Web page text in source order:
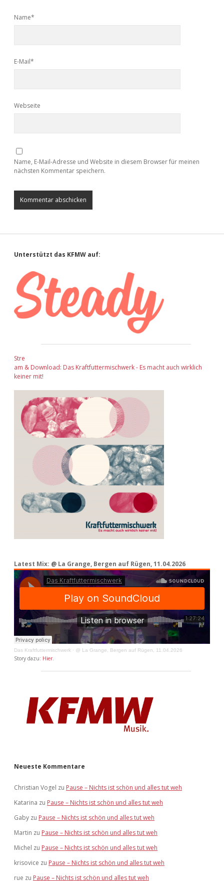
Name*
E-Mail*
Webseite
Name, E-Mail-Adresse und Website in diesem Browser für meinen
nächsten Kommentar speichern.
Sidebar
Unterstützt das KFMW auf:
Stre
am & Download: Das Kraftfuttermischwerk - Es macht auch wirklich
keiner mit!
Latest Mix: @ La Grange, Bergen auf Rügen, 11.04.2026
Das Kraftfuttermischwerk · @ La Grange, Bergen auf Rügen, 11.04.2026
Story dazu: Hier.
Neueste Kommentare
Christian Vogel zu Pause – Nichts ist schön und alles tut weh
Katarina zu Pause – Nichts ist schön und alles tut weh
Gaby zu Pause – Nichts ist schön und alles tut weh
Martin zu Pause – Nichts ist schön und alles tut weh
Michel zu Pause – Nichts ist schön und alles tut weh
krisovice zu Pause – Nichts ist schön und alles tut weh
rue zu Pause – Nichts ist schön und alles tut weh